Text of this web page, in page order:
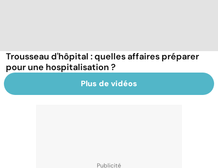
Trousseau d'hôpital : quelles affaires préparer
pour une hospitalisation ?
Plus de vidéos